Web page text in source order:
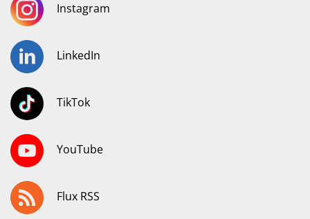
Instagram
LinkedIn
TikTok
YouTube
Flux RSS